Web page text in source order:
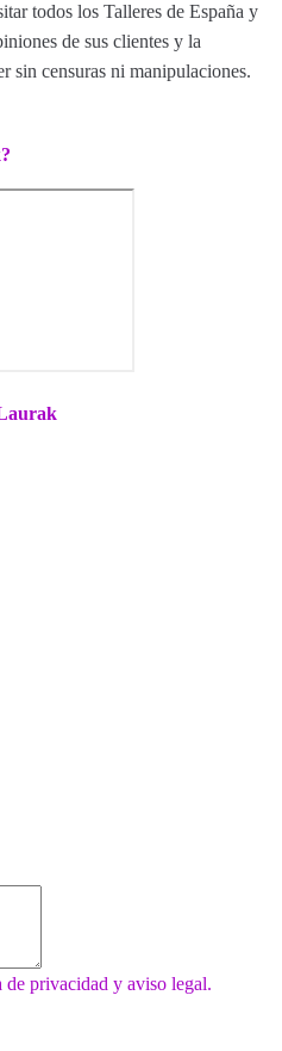
todos los Talleres de España y
de sus clientes y la
sin censuras ni manipulaciones.
privacidad y aviso legal.